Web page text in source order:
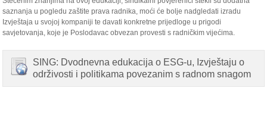
saznanja u pogledu zaštite prava radnika, moći će bolje nadgledati izradu
Izvještaja u svojoj kompaniji te davati konkretne prijedloge u prigodi
savjetovanja, koje je Poslodavac obvezan provesti s radničkim vijećima.
SING: Dvodnevna edukacija o ESG-u, Izvještaju o
održivosti i politikama povezanim s radnom snagom